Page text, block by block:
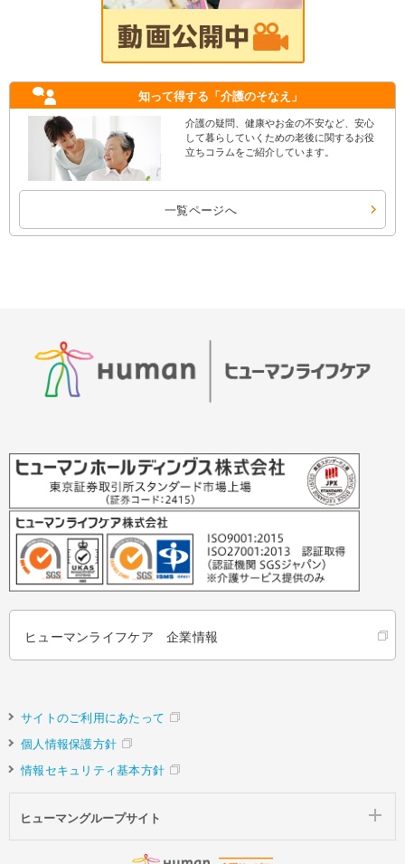
知って得する 「介護のそなえ」
介護の疑問、健康やお金の不安など、安心
して暮らしていくための老後に関するお役
立ちコラムをご紹介しています。
一覧ページへ
ヒューマンライフケア 企業情報
サイトのご利用にあたって
個人情報保護方針
情報セキュリティ基本方針
ヒューマングループサイト